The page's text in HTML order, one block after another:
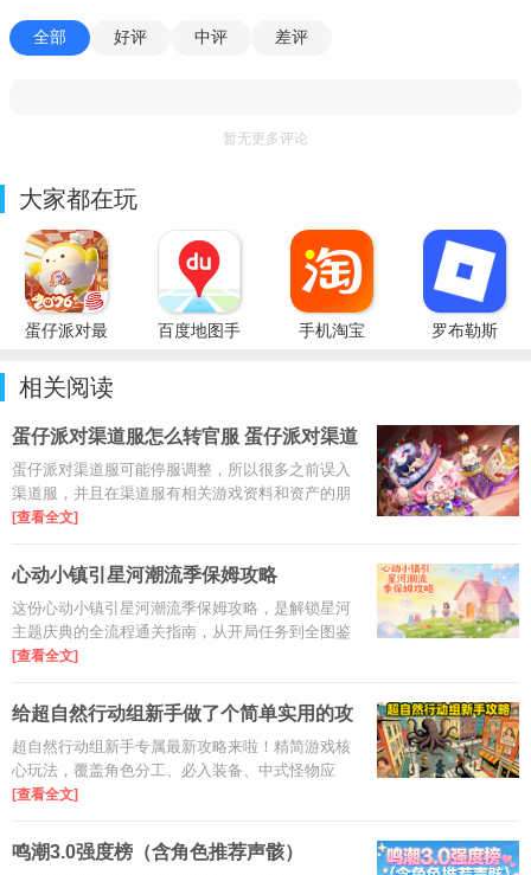
全部 好评 中评 差评
暂无更多评论
大家都在玩
蛋仔派对最
百度地图手
手机淘宝
罗布勒斯
相关阅读
蛋仔派对渠道服怎么转官服 蛋仔派对渠道
服转网易官服图文教程
蛋仔派对渠道服可能停服调整，所以很多之前误入
渠道服，并且在渠道服有相关游戏资料和资产的朋
友，可以通过渠道服转官服，将这些游戏数据转移
到官服，这样就不至于因为切换服务器而导致账号
数据损失。
[查看全文]
心动小镇引星河潮流季保姆攻略
这份心动小镇引星河潮流季保姆攻略，是解锁星河
主题庆典的全流程通关指南，从开局任务到全图鉴
收集，从玩法技巧到奖励兑换，一站式讲清6周庆典
所有关键要点，新手也能零弯路玩转潮流季！
[查看全文]
给超自然行动组新手做了个简单实用的攻
略最新版
超自然行动组新手专属最新攻略来啦！精简游戏核
心玩法，覆盖角色分工、必入装备、中式怪物应
对、摸金撤离及伪人玩法关键技巧，全是避坑干货
和实操要点，新手看完快速上手不踩雷，轻松玩转
超自然探险！
[查看全文]
鸣潮3.0强度榜（含角色推荐声骸）